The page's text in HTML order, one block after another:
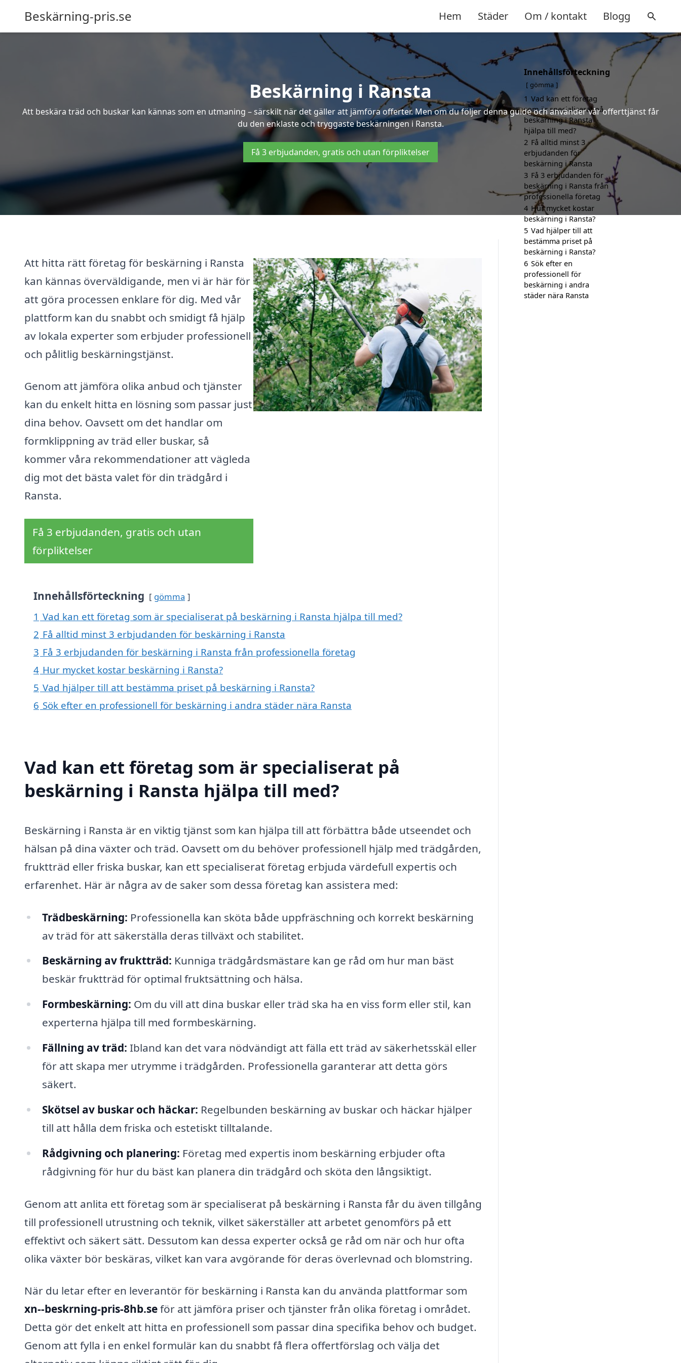
Beskärning-pris.se Hem Städer Om / kontakt Blogg
Beskärning i Ransta
Att beskära träd och buskar kan kännas som en utmaning – särskilt när det gäller att jämföra offerter. Men om du följer denna guide och använder vår offerttjänst får
du den enklaste och tryggaste beskärningen i Ransta.
Få 3 erbjudanden, gratis och utan förpliktelser
Att hitta rätt företag för beskärning i Ransta
kan kännas överväldigande, men vi är här för
att göra processen enklare för dig. Med vår
plattform kan du snabbt och smidigt få hjälp
av lokala experter som erbjuder professionell
och pålitlig beskärningstjänst.
Genom att jämföra olika anbud och tjänster
kan du enkelt hitta en lösning som passar just
dina behov. Oavsett om det handlar om
formklippning av träd eller buskar, så
kommer våra rekommendationer att vägleda
dig mot det bästa valet för din trädgård i
Ransta.
Få 3 erbjudanden, gratis och utan
förpliktelser
Innehållsförteckning gömma
1 Vad kan ett företag som är specialiserat på beskärning i Ransta hjälpa till med?
2 Få alltid minst 3 erbjudanden för beskärning i Ransta
3 Få 3 erbjudanden för beskärning i Ransta från professionella företag
4 Hur mycket kostar beskärning i Ransta?
5 Vad hjälper till att bestämma priset på beskärning i Ransta?
6 Sök efter en professionell för beskärning i andra städer nära Ransta
Vad kan ett företag som är specialiserat på
beskärning i Ransta hjälpa till med?
Beskärning i Ransta är en viktig tjänst som kan hjälpa till att förbättra både utseendet och
hälsan på dina växter och träd. Oavsett om du behöver professionell hjälp med trädgården,
fruktträd eller friska buskar, kan ett specialiserat företag erbjuda värdefull expertis och
erfarenhet. Här är några av de saker som dessa företag kan assistera med:
Trädbeskärning: Professionella kan sköta både uppfräschning och korrekt beskärning
av träd för att säkerställa deras tillväxt och stabilitet.
Beskärning av fruktträd: Kunniga trädgårdsmästare kan ge råd om hur man bäst
beskär fruktträd för optimal fruktsättning och hälsa.
Formbeskärning: Om du vill att dina buskar eller träd ska ha en viss form eller stil, kan
experterna hjälpa till med formbeskärning.
Fällning av träd: Ibland kan det vara nödvändigt att fälla ett träd av säkerhetsskäl eller
för att skapa mer utrymme i trädgården. Professionella garanterar att detta görs
säkert.
Skötsel av buskar och häckar: Regelbunden beskärning av buskar och häckar hjälper
till att hålla dem friska och estetiskt tilltalande.
Rådgivning och planering: Företag med expertis inom beskärning erbjuder ofta
rådgivning för hur du bäst kan planera din trädgård och sköta den långsiktigt.
Genom att anlita ett företag som är specialiserat på beskärning i Ransta får du även tillgång
till professionell utrustning och teknik, vilket säkerställer att arbetet genomförs på ett
effektivt och säkert sätt. Dessutom kan dessa experter också ge råd om när och hur ofta
olika växter bör beskäras, vilket kan vara avgörande för deras överlevnad och blomstring.
När du letar efter en leverantör för beskärning i Ransta kan du använda plattformar som
xn--beskrning-pris-8hb.seför att jämföra priser och tjänster från olika företag i området.
Detta gör det enkelt att hitta en professionell som passar dina specifika behov och budget.
Genom att fylla i en enkel formulär kan du snabbt få flera offertförslag och välja det
Innehållsförteckning
gömma
1 Vad kan ett företag
som är specialiserat på
beskärning i Ransta
hjälpa till med?
2 Få alltid minst 3
erbjudanden för
beskärning i Ransta
3 Få 3 erbjudanden för
beskärning i Ransta från
professionella företag
4 Hur mycket kostar
beskärning i Ransta?
5 Vad hjälper till att
bestämma priset på
beskärning i Ransta?
6 Sök efter en
professionell för
beskärning i andra
städer nära Ransta